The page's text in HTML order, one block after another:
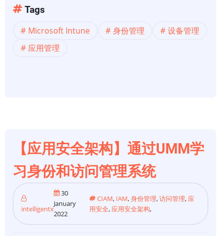
Microsoft
Intune
份、
管
理
应
程
Tags
Microsoft Intune 身份管理
设备管理
应用管理
【应用安全架构】通过UMM学
习身份和访问管理系统
intelligentx
30
January
2022
CIAM, IAM,身份管理,访问管理, 应
用安全, 应用安全架构,